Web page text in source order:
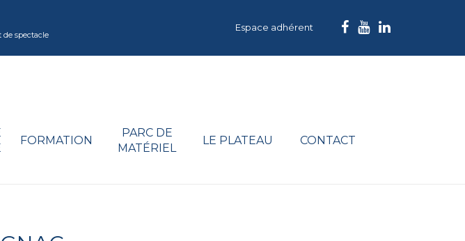
de spectacle
Espace adhérent
FORMATION
PARC DE
MATÉRIEL
LE PLATEAU CONTACT